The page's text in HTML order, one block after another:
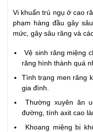
Vi khuẩn trú ngụ ở cao
phạm hàng đầu gây
mức, gây sâu răng và
Vệ sinh răng miệng
răng hình thành quá
Tình trạng men răng
gia đình.
Thường xuyên ăn
đường, tính axit cao
Khoang miệng bị